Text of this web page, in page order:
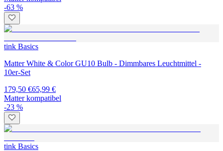
-63 %
tink Basics
Matter White & Color GU10 Bulb - Dimmbares Leuchtmittel -
10er-Set
179,50 €65,99 €
Matter kompatibel
-23 %
tink Basics